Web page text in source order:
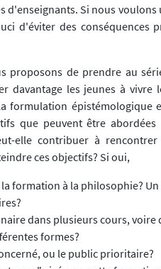
d'enseignants. Si nous
d'éviter des conséquences
proposons de prendre au
davantage les jeunes à vivre
formulation épistémologique
que peuvent être
elle contribuer à rencontrer
ces objectifs? Si oui,
formation à la philosophie?
dans plusieurs cours, voire
formes?
ou le public prioritaire?